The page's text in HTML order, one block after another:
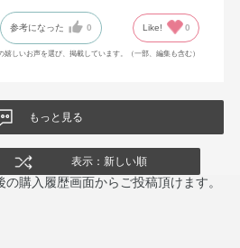
参考になった 0 Like! 0
嬉しいお声を選び、掲載しています。（一部、編集も含む）
もっと見る
表示：新しい順
購入履歴画面からご投稿頂けます。